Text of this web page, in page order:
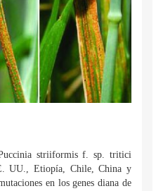
striiformis f. sp. tritici
UU., Etiopía, Chile, China y
en los genes diana de